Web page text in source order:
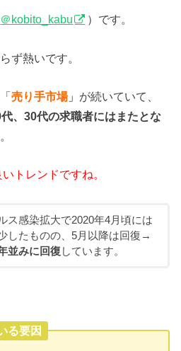
＠kobito_kabu ）です。
ず熱いです。
売り手市場」 が続いていて、
、30代の求職者にはまたとな
トレンドですね。
ス感染拡大で2020年4月頃には
したものの、5月以降は回復→
並みに回復 しています。
る要因